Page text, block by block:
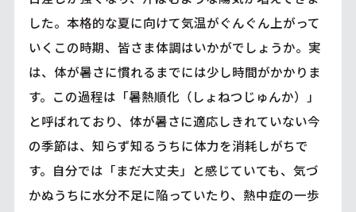
した。本格的な夏に向けて気温がぐんぐん上がって
いくこの時期、皆さま体調はいかがでしょうか。実
は、体が暑さに慣れるまでには少し時間がかかりま
す。この過程は「暑熱順化（しょねつじゅんか）」
と呼ばれており、体が暑さに適応しきれていない今
の季節は、知らず知るうちに体力を消耗しがちで
す。自分では「まだ大丈夫」と感じていても、気づ
かぬうちに水分不足に陥っていたり、熱中症の一歩